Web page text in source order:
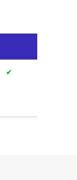
✔